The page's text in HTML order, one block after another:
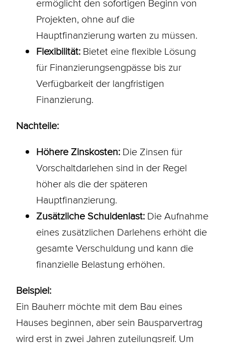
Projekten, ohne auf die
Hauptfinanzierung warten zu müssen.
Flexibilität:Bietet eine flexible Lösung
für Finanzierungsengpässe bis zur
Verfügbarkeit der langfristigen
Finanzierung.
Nachteile:
Höhere Zinskosten:Die Zinsen für
Vorschaltdarlehen sind in der Regel
höher als die der späteren
Hauptfinanzierung.
Zusätzliche Schuldenlast:Die Aufnahme
eines zusätzlichen Darlehens erhöht die
gesamte Verschuldung und kann die
finanzielle Belastung erhöhen.
Beispiel:
Ein Bauherrmöchte mit dem Bau eines
Hauses beginnen, aber sein Bausparvertrag
wird erst in zwei Jahren zuteilungsreif. Um